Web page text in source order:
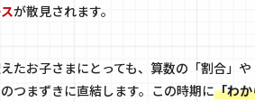
が散見されます。
たお子さまにとっても、算数の「割合」
つまずきに直結します。この時期に「わ